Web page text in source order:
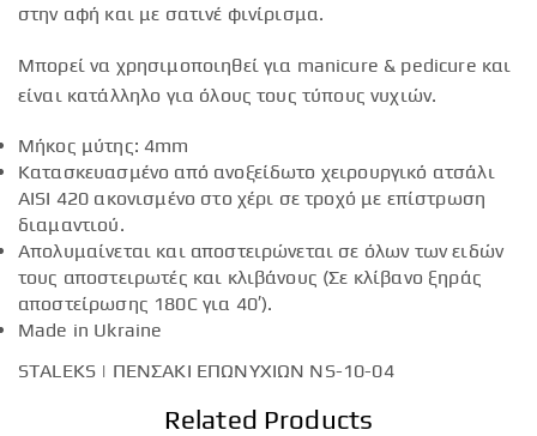
στην αφή και με σατινέ φινίρισμα.
Μπορεί να χρησιμοποιηθεί για manicure & pedicure και
είναι κατάλληλο για όλους τους τύπους νυχιών.
Μήκος μύτης: 4mm
Κατασκευασμένο από ανοξείδωτο χειρουργικό ατσάλι
AISI 420 ακονισμένο στο χέρι σε τροχό με επίστρωση
διαμαντιού.
Απολυμαίνεται και αποστειρώνεται σε όλων των ειδών
τους αποστειρωτές και κλιβάνους (Σε κλίβανο ξηράς
αποστείρωσης 180C για 40′).
Made in Ukraine
STALEKS | ΠΕΝΣΑΚΙ ΕΠΩΝΥΧΙΩΝ ΝS-10-04
Related Products